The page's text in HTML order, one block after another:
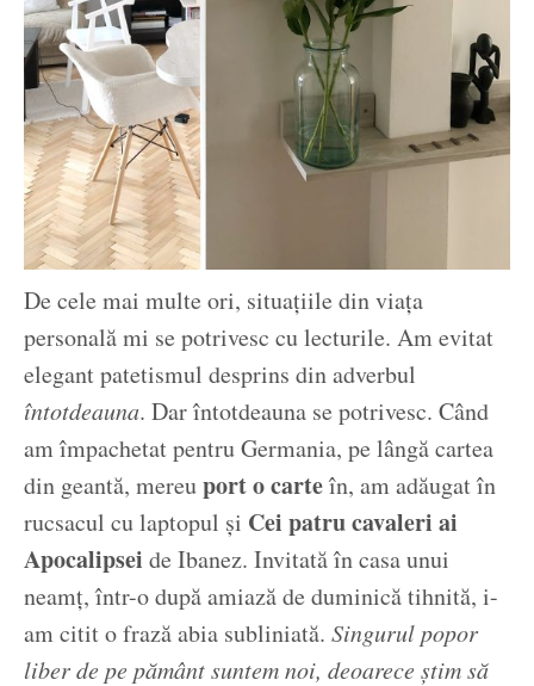
De cele mai multe ori, situațiile din viața
personală mi se potrivesc cu lecturile. Am evitat
elegant patetismul desprins din adverbul
întotdeauna. Dar întotdeauna se potrivesc. Când
am împachetat pentru Germania, pe lângă cartea
din geantă, mereuport o carteîn, am adăugat în
rucsacul cu laptopul și Cei patru cavaleri ai
Apocalipsei de Ibanez. Invitată în casa unui
neamț, într-o după amiază de duminică tihnită, i-
am citit o frază abia subliniată. Singurul popor
liber de pe pământ suntem noi, deoarece știm să